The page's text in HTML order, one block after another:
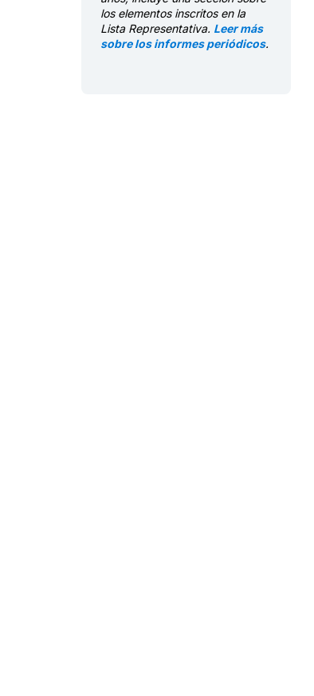
los elementos inscritos en la
Lista Representativa. Leer más
sobre los informes periódicos.